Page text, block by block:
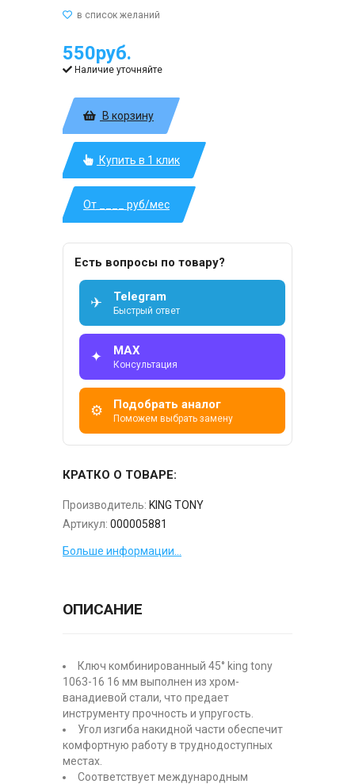
550руб.
Наличие уточняйте
В корзину
Купить в 1 клик
От ____ руб/мес
Есть вопросы по товару?
✈ Telegram
Быстрый ответ
✦ MAX
Консультация
⚙ Подобрать аналог
Поможем выбрать замену
КРАТКО О ТОВАРЕ:
Производитель: KING TONY
Артикул: 000005881
Больше информации...
ОПИСАНИЕ
Ключ комбинированный 45° king tony
1063-16 16 мм выполнен из хром-
ванадиевой стали, что предает
инструменту прочность и упругость.
Угол изгиба накидной части обеспечит
комфортную работу в труднодоступных
местах.
Соответствует международным